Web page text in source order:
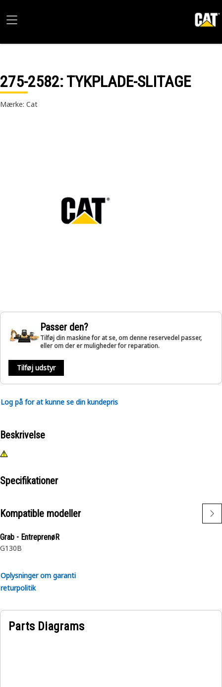
275-2582: TYKPLADE-SLITAGE
Mærke: Cat
Passer den?
Tilføj din maskine for at se, om denne reservedel passer,
eller om der er muligheder for reparation.
Tilføj udstyr
Log på for at kunne se din kundepris
Beskrivelse
Specifikationer
Kompatible modeller
Grab - EntreprenøR
G130B
Oplysninger om garanti
returpolitik
Parts Diagrams